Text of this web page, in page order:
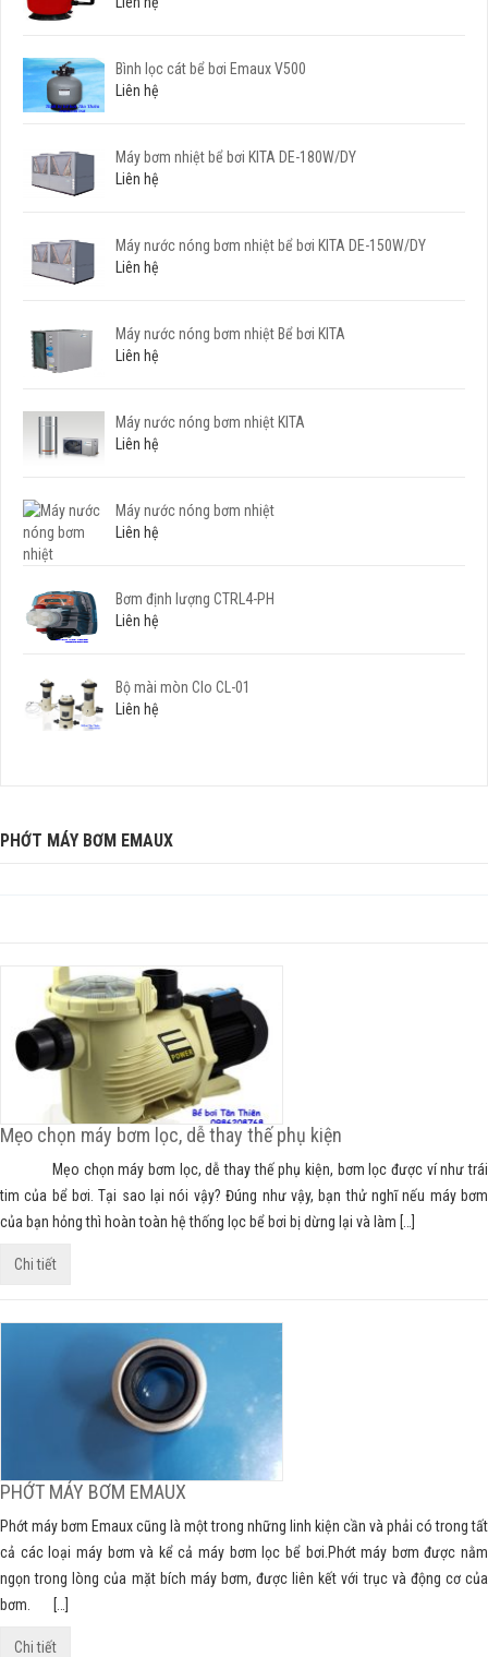
Bình lọc cát bể bơi Emaux V500
Liên hệ
Máy bơm nhiệt bể bơi KITA DE-180W/DY
Liên hệ
Máy nước nóng bơm nhiệt bể bơi KITA DE-150W/DY
Liên hệ
Máy nước nóng bơm nhiệt Bể bơi KITA
Liên hệ
Máy nước nóng bơm nhiệt KITA
Liên hệ
Máy nước nóng bơm nhiệt
Liên hệ
Bơm định lượng CTRL4-PH
Liên hệ
Bộ mài mòn Clo CL-01
Liên hệ
PHỚT MÁY BƠM EMAUX
Mẹo chọn máy bơm lọc, dễ thay thế phụ kiện
Mẹo chọn máy bơm lọc, dễ thay thế phụ kiện, bơm lọc được ví như trái
tim của bể bơi. Tại sao lại nói vậy? Đúng như vậy, bạn thử nghĩ nếu máy bơm
của bạn hỏng thì hoàn toàn hệ thống lọc bể bơi bị dừng lại và làm […]
Chi tiết
PHỚT MÁY BƠM EMAUX
Phớt máy bơm Emaux cũng là một trong những linh kiện cần và phải có trong tất
cả các loại máy bơm và kể cả máy bơm lọc bể bơi.Phớt máy bơm được nằm
ngọn trong lòng của mặt bích máy bơm, được liên kết với trục và động cơ của
bơm. […]
Chi tiết